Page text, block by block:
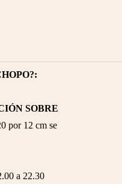
SOBRE
por 12 cm se
a 22.30